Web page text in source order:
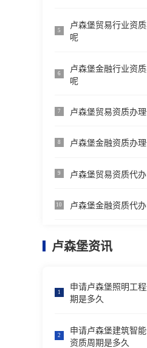
5
卢森堡贸易行业资
呢
6
卢森堡金融行业资
呢
7 卢森堡贸易资质办
8 卢森堡金融资质办
9 卢森堡贸易资质代
10 卢森堡金融资质代
卢森堡资讯
1
申请卢森堡照明工
期是多久
2
申请卢森堡建筑智
资质周期是多久